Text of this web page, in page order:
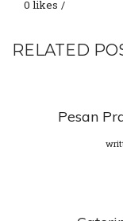
0 likes
RELATED
Pesan